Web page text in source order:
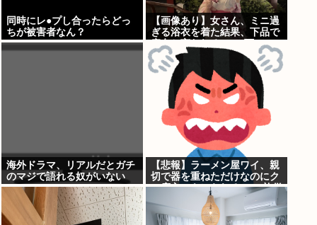
同時にレ●プし合ったらどっ
ちが被害者なん？
【画像あり】女さん、ミニ過
ぎる浴衣を着た結果、下品で
痴女と言われる→2.4万いい
ね
海外ドラマ、リアルだとガチ
のマジで語れる奴がいない
www
【悲報】ラーメン屋ワイ、親
切で器を重ねただけなのにク
ソ店主にキレられる ←…礼儀
正しいワイが悪いか？